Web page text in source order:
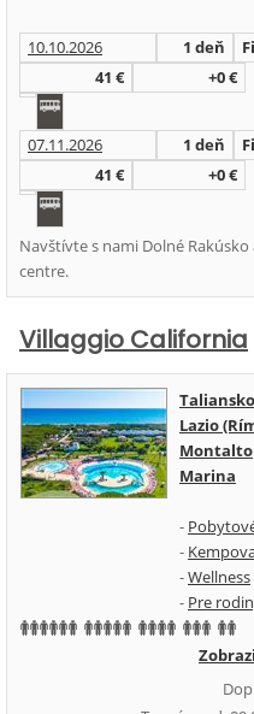
10.10.2026 1 deň
41 €
+0 €
07.11.2026 1 deň
41 €
+0 €
Navštívte s nami Dolné
centre.
Villaggio California
Taliansko
Lazio
Montalto
Marina
-
-
-Wellness
- Pre